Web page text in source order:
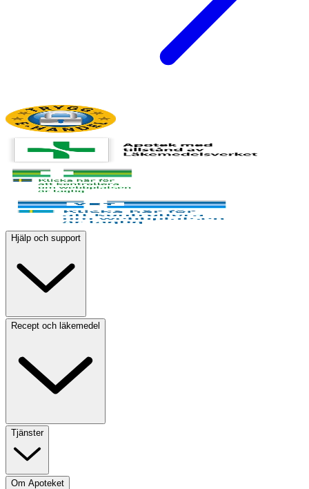
Hjälp och support
Recept och läkemedel
Tjänster
Om Apoteket